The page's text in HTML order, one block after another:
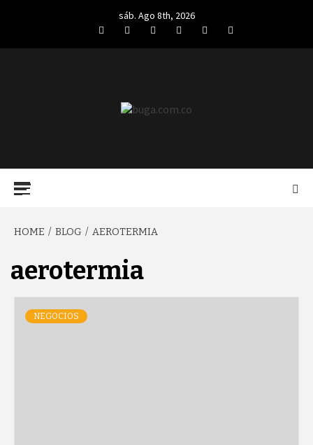
sáb. Ago 8th, 2026
FacebookTwitterLinkedIn
VK YouTubeInstagram
HOME BLOG AEROTERMIA
aerotermia
NEGOCIOS